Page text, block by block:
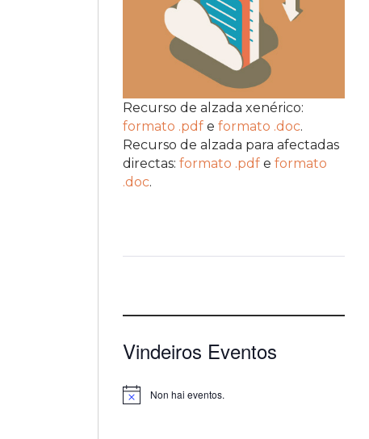
Recurso de alzada xenérico:
formato .pdf e formato .doc.
Recurso de alzada para afectadas
directas: formato .pdf e formato
.doc.
Vindeiros Eventos
Notice Non hai eventos.